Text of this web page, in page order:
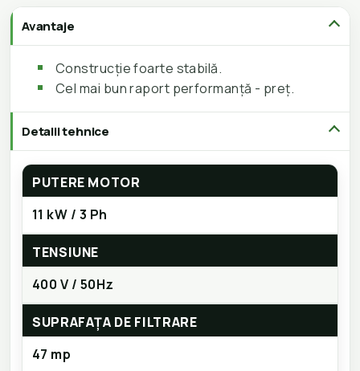
Avantaje
Construcție foarte stabilă.
Cel mai bun raport performanță - preț.
Detalii tehnice
PUTERE MOTOR
11 kW / 3 Ph
TENSIUNE
400 V / 50Hz
SUPRAFAȚA DE FILTRARE
47 mp